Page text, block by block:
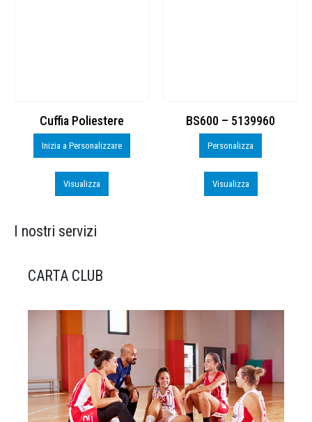
Cuffia Poliestere
Inizia a Personalizzare
Visualizza
BS600 – 5139960
Personalizza
Visualizza
I nostri servizi
CARTA CLUB